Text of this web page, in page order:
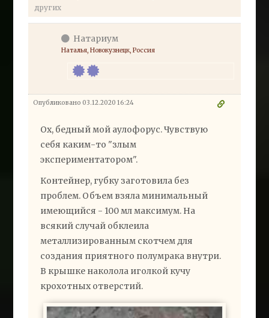
других
Натариум
Наталья, Новокузнецк, Россия
Опубликовано 03.12.2020 16:24
Ох, бедный мой аулофорус. Чувствую
себя каким-то "злым
экспериментатором".
Контейнер, губку заготовила без
проблем. Объем взяла минимальный
имеющийся - 100 мл максимум. На
всякий случай обклеила
металлизированным скотчем для
создания приятного полумрака внутри.
В крышке наколола иголкой кучу
крохотных отверстий.